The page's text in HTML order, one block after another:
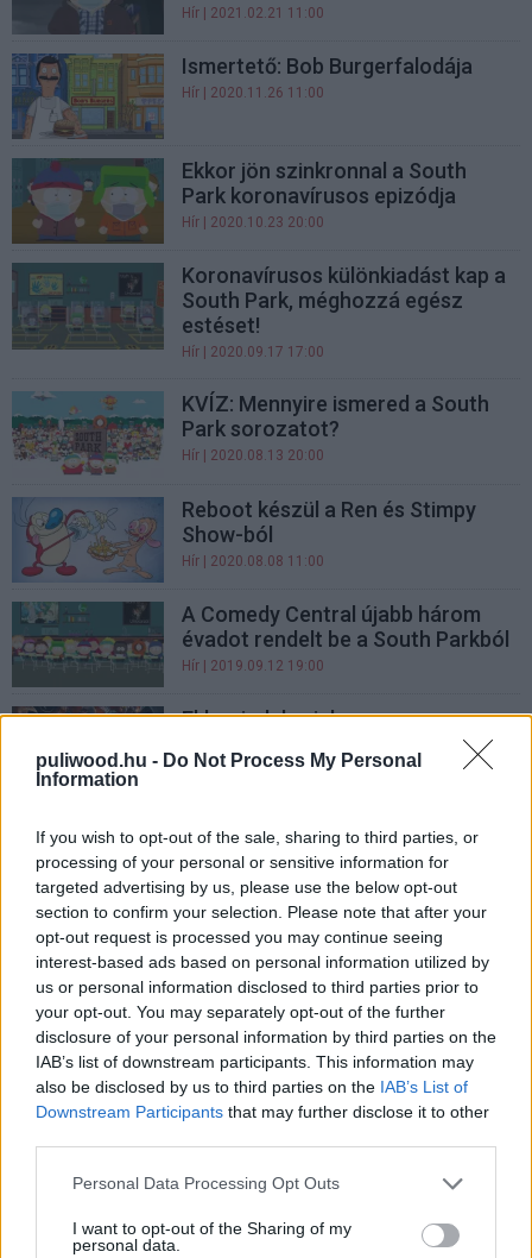
puliwood.hu - Do Not Process My Personal
Information
If you wish to opt-out of the sale, sharing to third parties, or
processing of your personal or sensitive information for
targeted advertising by us, please use the below opt-out
section to confirm your selection. Please note that after your
opt-out request is processed you may continue seeing
interest-based ads based on personal information utilized by
us or personal information disclosed to third parties prior to
your opt-out. You may separately opt-out of the further
disclosure of your personal information by third parties on the
IAB’s list of downstream participants. This information may
also be disclosed by us to third parties on the IAB’s List of
Downstream Participants that may further disclose it to other
Please note that this website/app uses one or more Google
not limited to your visit or usage behaviour. You may click to
grant or deny consent to Google and its third-party tags to
Personal Data Processing Opt Outs
I want to opt-out of the Sharing of my
personal data.
Hír | 2021.02.21 11:00
Ismertető: Bob Burgerfalodája
Hír | 2020.11.26 11:00
Ekkor jön szinkronnal a South
Park koronavírusos epizódja
Hír | 2020.10.23 20:00
Koronavírusos különkiadást kap a
South Park, méghozzá egész
estéset!
Hír | 2020.09.17 17:00
KVÍZ: Mennyire ismered a South
Park sorozatot?
Hír | 2020.08.13 20:00
Reboot készül a Ren és Stimpy
Show-ból
Hír | 2020.08.08 11:00
A Comedy Central újabb három
évadot rendelt be a South Parkból
Hír | 2019.09.12 19:00
Ekkor indul szinkronosan az
Hír | 2019.08.13 12:00
is hoz az utolsó évad
Hír
Ekkor láthatjuk szinkronosan az
Agymenők utolsó évadát
| 2018.12.08 20:30
Ekkor folytatódik szinkronosan az
Archer
Hír| 2018.11.15 13:00
Hír| 2018.09.29 19:00
South Park - a 22. évaddal